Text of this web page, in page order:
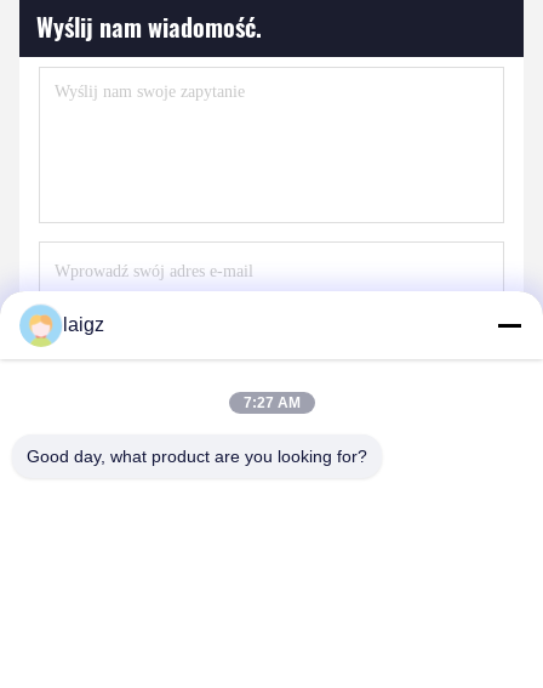
Wyślij nam wiadomość.
Wyślij
laigz
7:27 AM
Good day, what product are you looking for?